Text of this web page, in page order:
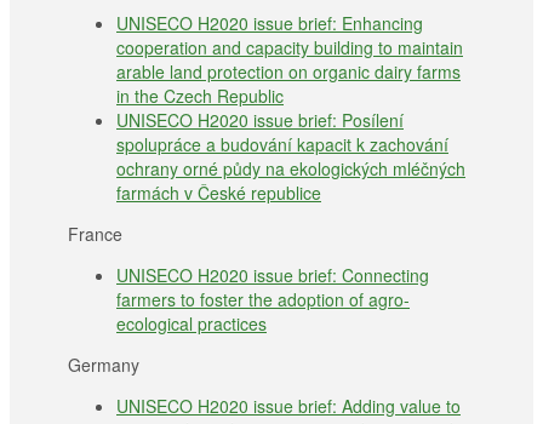
UNISECO H2020 issue brief: Enhancing
cooperation and capacity building to maintain
arable land protection on organic dairy farms
in the Czech Republic
UNISECO H2020 issue brief: Posílení
spolupráce a budování kapacit k zachování
ochrany orné půdy na ekologických mléčných
farmách v České republice
France
UNISECO H2020 issue brief: Connecting
farmers to foster the adoption of agro-
ecological practices
Germany
UNISECO H2020 issue brief: Adding value to